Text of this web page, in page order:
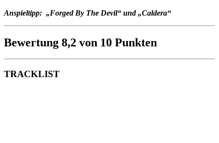
Anspieltipp: „Forged By The Devil“ und „Caldera“
Bewertung 8,2 von 10 Punkten
TRACKLIST